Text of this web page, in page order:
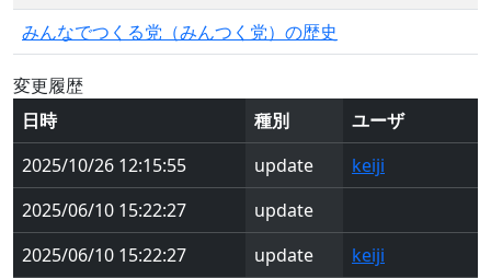
みんなでつくる党（みんつく党）の歴史
変更履歴
日時
種別
ユーザ
2025/10/26 12:15:55
update
keiji
2025/06/10 15:22:27
update
2025/06/10 15:22:27
update keiji